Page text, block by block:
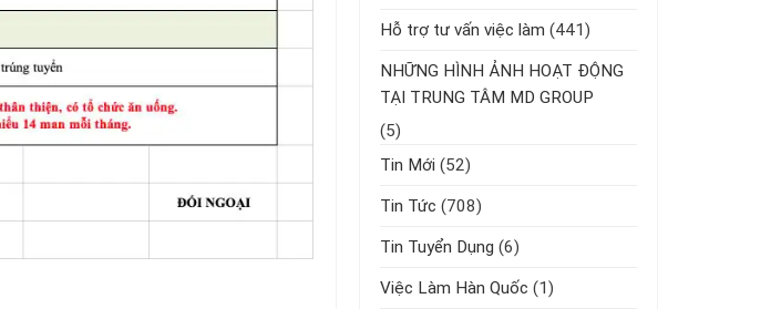
Hỗ trợ tư vấn việc làm (441)
NHỮNG HÌNH ẢNH HOẠT ĐỘNG
TẠI TRUNG TÂM MD GROUP
(5)
Tin Mới (52)
Tin Tức (708)
Tin Tuyển Dụng (6)
Việc Làm Hàn Quốc (1)